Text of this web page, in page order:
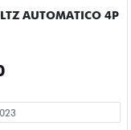
AUTOMATICO 4P